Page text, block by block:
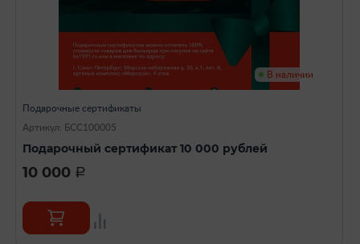
В наличии
Подарочные сертификаты
Артикул: БСС100005
Подарочный сертификат 10 000 рублей
10 000 a